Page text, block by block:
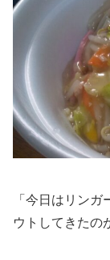
「今日はリン
ウトしてきたの